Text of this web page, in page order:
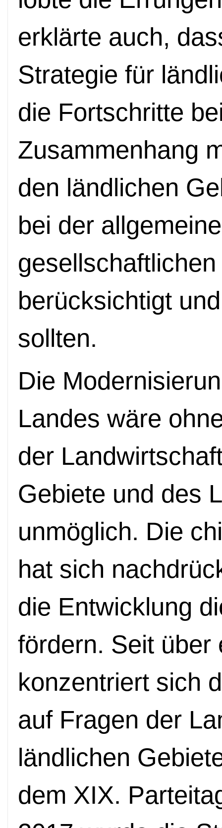
erklärte auch,
Strategie für
die Fortschritte
Zusammenhang
den ländlichen
bei der
berücksichtigt
sollten.
Die
Landes wäre
der
Gebiete und des
unmöglich. Die
hat sich
die Entwicklung
fördern. Seit über
konzentriert sich
auf Fragen der
ländlichen
dem XIX.